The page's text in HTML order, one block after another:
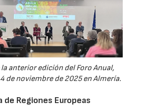
anterior edición del Foro Anual,
de noviembre de 2025 en Almería.
de Regiones Europeas